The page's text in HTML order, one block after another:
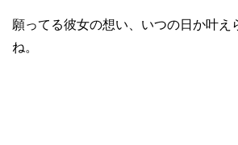
願ってる彼女の想い、いつの日か叶え
ね。